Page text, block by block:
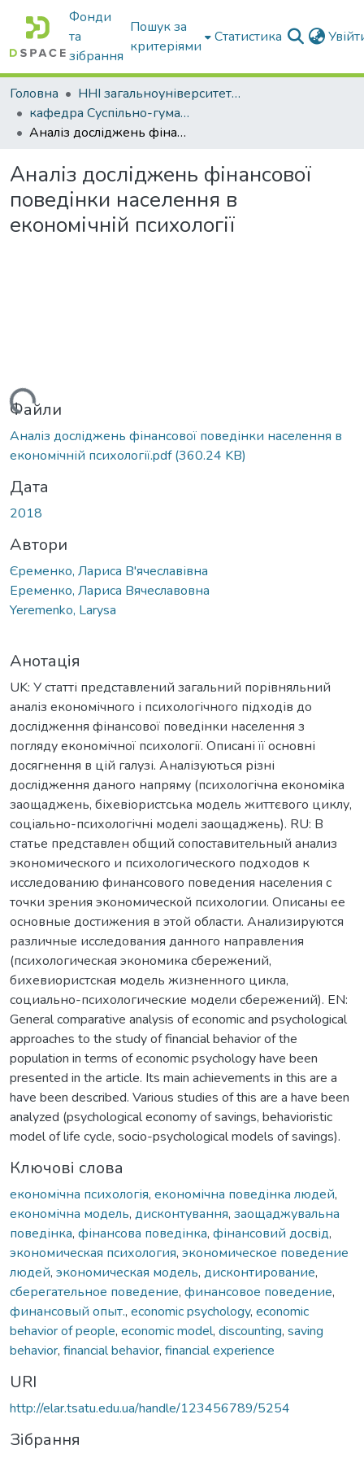
Фонди
та
зібрання
Пошук за
критеріями
Статистика
Головна
ННІ загальноуніверситетської підготовки
кафедра Суспільно-гуманітарні науки
Аналіз досліджень фінансової поведінки населення в економічній психології
Аналіз досліджень фінансової
поведінки населення в
економічній психології
Файли
Аналіз досліджень фінансової поведінки населення в
економічній психології.pdf(360.24 KB)
Дата
2018
Автори
Єременко, Лариса В'ячеславівна
Еременко, Лариса Вячеславовна
Yeremenko, Larysa
Анотація
UK: У статті представлений загальний порівняльний
аналіз економічного і психологічного підходів до
дослідження фінансової поведінки населення з
погляду економічної психології. Описані її основні
досягнення в цій галузі. Аналізуються різні
дослідження даного напряму (психологічна економіка
заощаджень, біхевіористська модель життєвого циклу,
соціально-психологічні моделі заощаджень). RU: В
статье представлен общий сопоставительный анализ
экономического и психологического подходов к
исследованию финансового поведения населения с
точки зрения экономической психологии. Описаны ее
основные достижения в этой области. Анализируются
различные исследования данного направления
(психологическая экономика сбережений,
бихевиористская модель жизненного цикла,
социально-психологические модели сбережений). EN:
General comparative analysis of economic and psychological
approaches to the study of financial behavior of the
population in terms of economic psychology have been
presented in the article. Its main achievements in this are a
have been described. Various studies of this are a have been
analyzed (psychological economy of savings, behavioristic
model of life cycle, socio-psychological models of savings).
Ключові слова
економічна психологія, економічна поведінка людей,
економічна модель, дисконтування, заощаджувальна
поведінка, фінансова поведінка, фінансовий досвід,
экономическая психология, экономическое поведение
людей, экономическая модель, дисконтирование,
сберегательное поведение, финансовое поведение,
финансовый опыт., economic psychology, economic
behavior of people, economic model, discounting, saving
behavior, financial behavior, financial experience
URI
http://elar.tsatu.edu.ua/handle/123456789/5254
Зібрання